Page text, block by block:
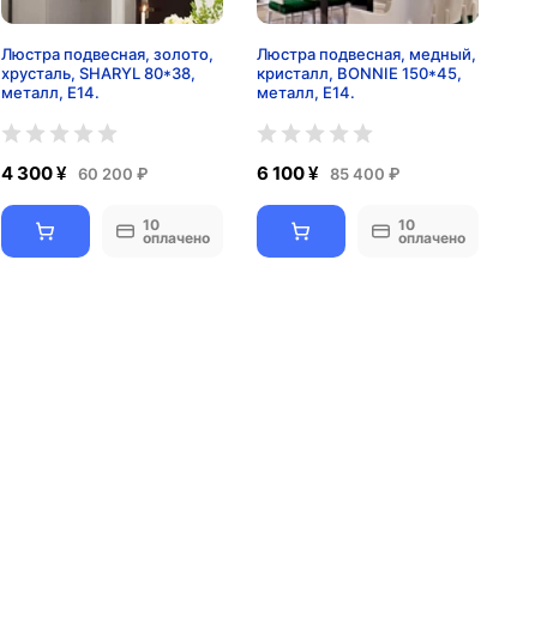
Люстра подвесная, золото,
хрусталь, SHARYL 80*38,
металл, E14.
4 300 ¥ 60 200 ₽
10
оплачено
Люстра подвесная, медный,
кристалл, BONNIE 150*45,
металл, E14.
6 100 ¥ 85 400 ₽
10
оплачено